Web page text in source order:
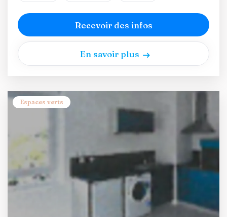
Recevoir des infos
En savoir plus
Espaces verts